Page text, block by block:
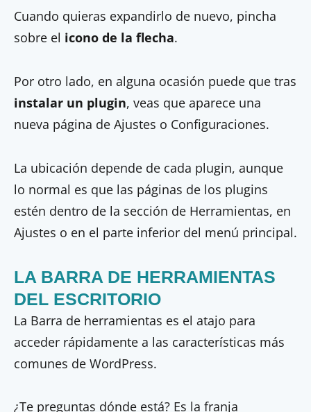
Cuando quieras expandirlo de nuevo, pincha
sobre el icono de la flecha.
Por otro lado, en alguna ocasión puede que tras
instalar un plugin, veas que aparece una
nueva página de Ajustes o Configuraciones.
La ubicación depende de cada plugin, aunque
lo normal es que las páginas de los plugins
estén dentro de la sección de Herramientas, en
Ajustes o en el parte inferior del menú principal.
LA BARRA DE HERRAMIENTAS
DEL ESCRITORIO
La Barra de herramientas es el atajo para
acceder rápidamente a las características más
comunes de WordPress.
¿Te preguntas dónde está? Es la franja